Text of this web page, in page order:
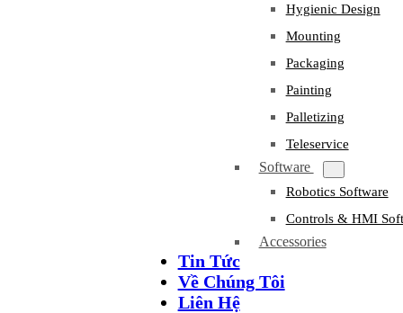
Hygienic Design
Mounting
Packaging
Painting
Palletizing
Teleservice
Software
Robotics Software
Controls & HMI
Accessories
Tin Tức
Về Chúng Tôi
Liên Hệ